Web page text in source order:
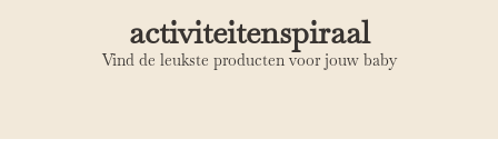
activiteitenspiraal
Vind de leukste producten voor jouw baby